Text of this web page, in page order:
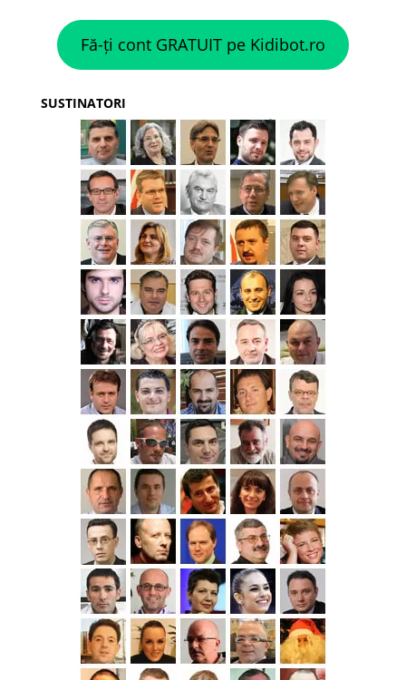
Fă-ți cont GRATUIT pe Kidibot.ro
SUSTINATORI